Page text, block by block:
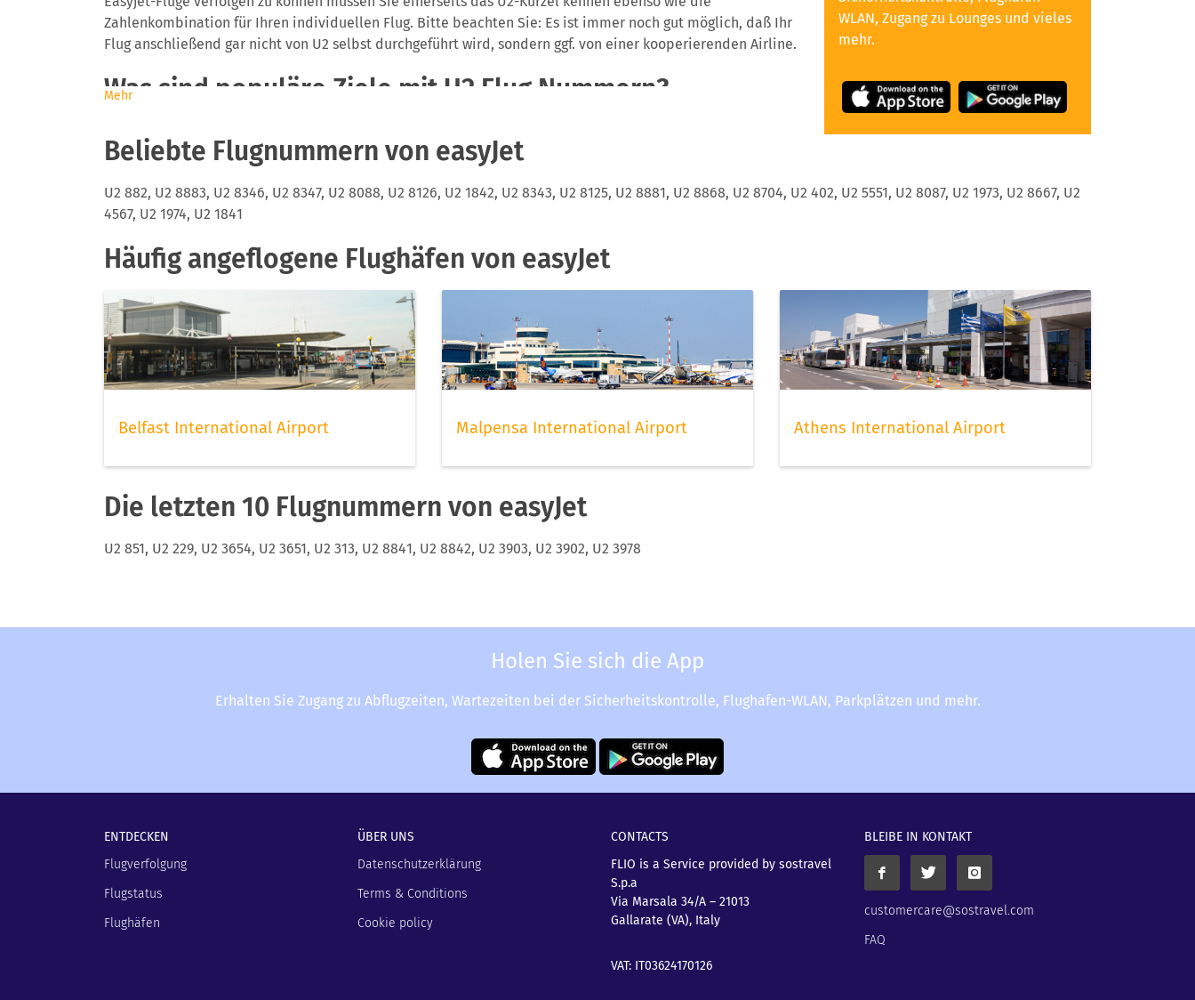
WLAN, Zugang zu Lounges und vieles
mehr.
Zahlenkombination für Ihren individuellen Flug. Bitte beachten Sie: Es ist immer noch gut möglich, daß Ihr
Flug anschließend gar nicht von U2 selbst durchgeführt wird, sondern ggf. von einer kooperierenden Airline.
Was sind populäre Ziele mit U2 Flug Nummern?
sowie Luton. Zuletzt hat die Gesellschaft auch stark in den deutschen Markt expandiert durch die
zu mehr als 130 Zielen weltweit.
Welche Airports werden von Easyjet Flugnummern
bedient?
Easyjet verbindet sehr viele Ziele weltweit. Sie finden spezielle Flugverbindungen indem Sie das U2-Kürzel
sowie die Ihre entsprechende Flugnummer und Ihr Flugdatum in die FLIO App eingeben. Dann können Sie
Updates zu Ihrem Flug erhalten und so über etwaige Verspätungen frühzeitig informiert werden.
Mehr
Beliebte Flugnummern von easyJet
U2 882, U2 8883, U2 8346, U2 8347, U2 8088, U2 8126, U2 1842, U2 8343, U2 8125, U2 8881, U2 8868, U2 8704, U2 402, U2 5551, U2 8087, U2 1973, U2 8667, U2
4567, U2 1974, U2 1841
Häufig angeflogene Flughäfen von easyJet
Belfast International Airport Malpensa International Airport Athens International Airport
Die letzten 10 Flugnummern von easyJet
U2 851, U2 229, U2 3654, U2 3651, U2 313, U2 8841, U2 8842, U2 3903, U2 3902, U2 3978
Holen Sie sich die App
Erhalten Sie Zugang zu Abflugzeiten, Wartezeiten bei der Sicherheitskontrolle, Flughafen-WLAN, Parkplätzen und mehr.
ENTDECKEN
Flugverfolgung
Flugstatus
Flughäfen
ÜBER UNS
Datenschutzerklärung
Terms & Conditions
Cookie policy
CONTACTS
FLIO is a Service provided by sostravel
S.p.a
Via Marsala 34/A – 21013
Gallarate (VA), Italy
VAT: IT03624170126
BLEIBE IN KONTAKT
customercare@sostravel.com
FAQ